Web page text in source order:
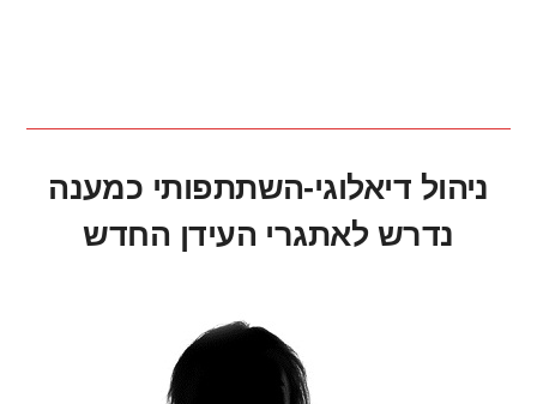
ניהול דיאלוגי-השתתפותי כמענה
נדרש לאתגרי העידן החדש